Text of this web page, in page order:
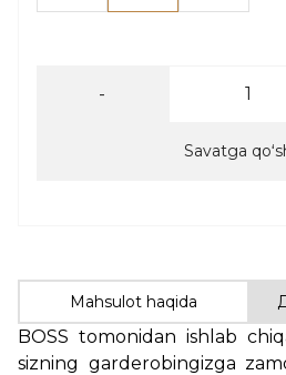
-
Savatga
Mahsulot haqida
BOSS tomonidan ishlab
sizning garderobingizga